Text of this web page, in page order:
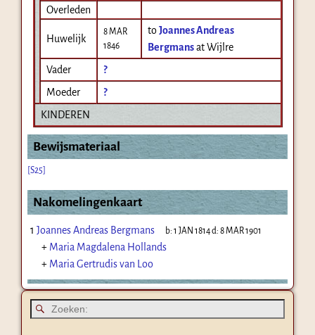
Overleden
Huwelijk
8 MAR
1846
toJoannes Andreas
Bergmans at Wijlre
Vader
?
Moeder
?
KINDEREN
Bewijsmateriaal
[S25]
Nakomelingenkaart
1 Joannes Andreas Bergmans b:1 JAN 1814d:8 MAR 1901
+ Maria Magdalena Hollands
+ Maria Gertrudis van Loo